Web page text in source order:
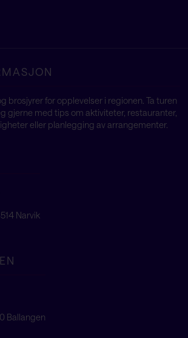
brosjyrer for opplevelser i regionen. Ta turen
gjerne med tips om aktiviteter, restauranter,
eller planlegging av arrangementer.
Narvik
Ballangen